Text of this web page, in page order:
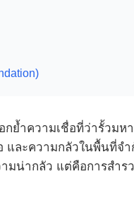
กย้ำความเชื่อที่ว่ารั้วม
และความกลัวในพื้นที่จ
มน่ากลัว แต่คือการสำ